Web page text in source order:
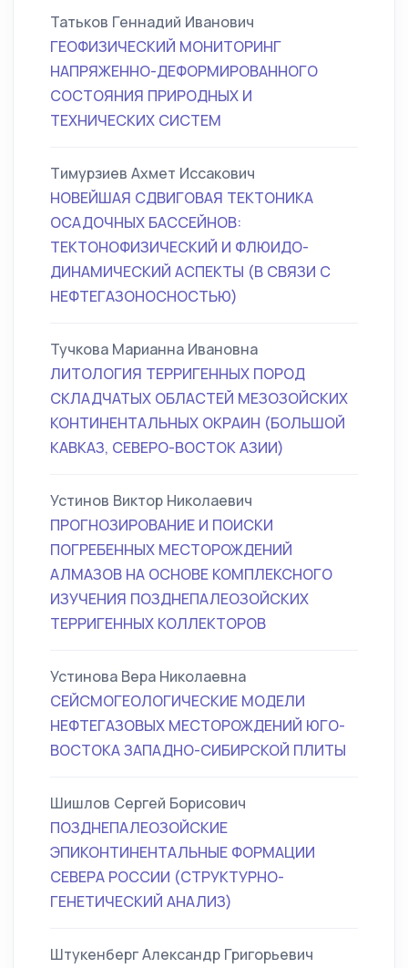
Татьков Геннадий Иванович
ГЕОФИЗИЧЕСКИЙ МОНИТОРИНГ
НАПРЯЖЕННО-ДЕФОРМИРОВАННОГО
СОСТОЯНИЯ ПРИРОДНЫХ И
ТЕХНИЧЕСКИХ СИСТЕМ
Тимурзиев Ахмет Иссакович
НОВЕЙШАЯ СДВИГОВАЯ ТЕКТОНИКА
ОСАДОЧНЫХ БАССЕЙНОВ:
ТЕКТОНОФИЗИЧЕСКИЙ И ФЛЮИДО-
ДИНАМИЧЕСКИЙ АСПЕКТЫ (В СВЯЗИ С
НЕФТЕГАЗОНОСНОСТЬЮ)
Тучкова Марианна Ивановна
ЛИТОЛОГИЯ ТЕРРИГЕННЫХ ПОРОД
СКЛАДЧАТЫХ ОБЛАСТЕЙ МЕЗОЗОЙСКИХ
КОНТИНЕНТАЛЬНЫХ ОКРАИН (БОЛЬШОЙ
КАВКАЗ, СЕВЕРО-ВОСТОК АЗИИ)
Устинов Виктор Николаевич
ПРОГНОЗИРОВАНИЕ И ПОИСКИ
ПОГРЕБЕННЫХ МЕСТОРОЖДЕНИЙ
АЛМАЗОВ НА ОСНОВЕ КОМПЛЕКСНОГО
ИЗУЧЕНИЯ ПОЗДНЕПАЛЕОЗОЙСКИХ
ТЕРРИГЕННЫХ КОЛЛЕКТОРОВ
Устинова Вера Николаевна
СЕЙСМОГЕОЛОГИЧЕСКИЕ МОДЕЛИ
НЕФТЕГАЗОВЫХ МЕСТОРОЖДЕНИЙ ЮГО-
ВОСТОКА ЗАПАДНО-СИБИРСКОЙ ПЛИТЫ
Шишлов Сергей Борисович
ПОЗДНЕПАЛЕОЗОЙСКИЕ
ЭПИКОНТИНЕНТАЛЬНЫЕ ФОРМАЦИИ
СЕВЕРА РОССИИ (СТРУКТУРНО-
ГЕНЕТИЧЕСКИЙ АНАЛИЗ)
Штукенберг Александр Григорьевич